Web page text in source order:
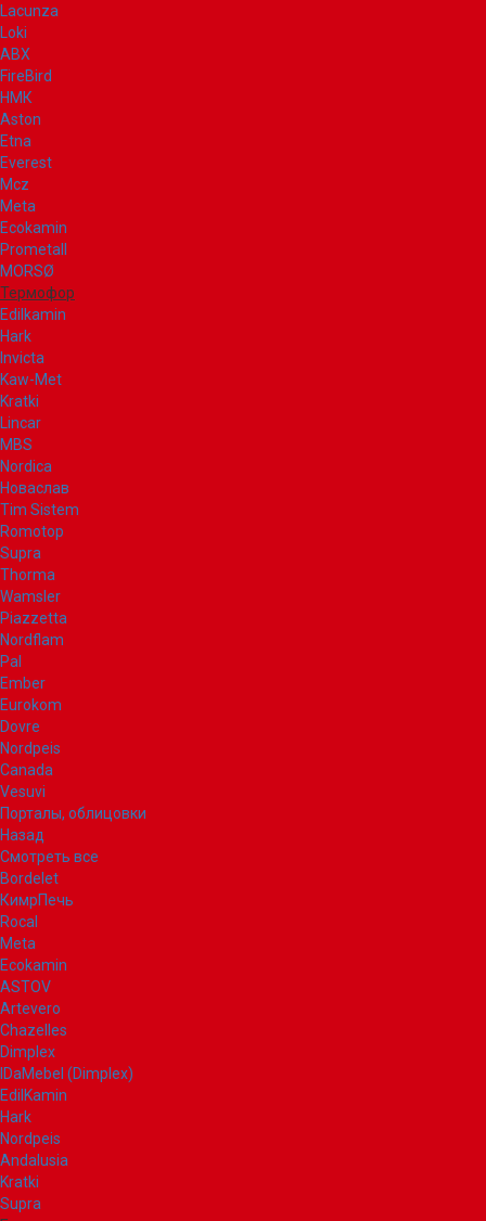
Lacunza
Loki
ABX
FireBird
НМК
Aston
Etna
Everest
Mcz
Meta
Ecokamin
Prometall
MORSØ
Термофор
Edilkamin
Hark
Invicta
Kaw-Met
Kratki
Lincar
MBS
Nordica
Новаслав
Tim Sistem
Romotop
Supra
Thorma
Wamsler
Piazzetta
Nordflam
Pal
Ember
Eurokom
Dovre
Nordpeis
Canada
Vesuvi
Порталы, облицовки
Назад
Смотреть все
Bordelet
КимрПечь
Rocal
Meta
Ecokamin
ASTOV
Artevero
Chazelles
Dimplex
IDaMebel (Dimplex)
EdilKamin
Hark
Nordpeis
Andalusia
Kratki
Supra